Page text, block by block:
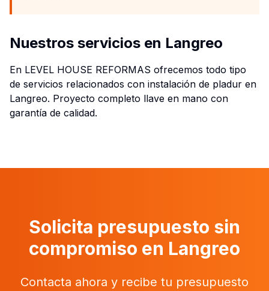
Nuestros servicios en Langreo
En LEVEL HOUSE REFORMAS ofrecemos todo tipo
de servicios relacionados con instalación de pladur en
Langreo. Proyecto completo llave en mano con
garantía de calidad.
Solicita presupuesto sin
compromiso en Langreo
Contacta ahora y recibe tu presupuesto